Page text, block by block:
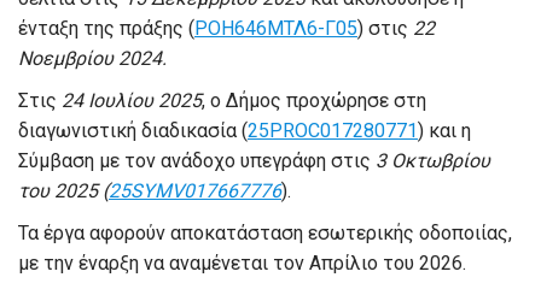
ένταξη της πράξης (ΡΟΗ646ΜΤΛ6-Γ05) στις 22
Νοεμβρίου 2024.
Στις 24 Ιουλίου 2025, ο Δήμος προχώρησε στη
διαγωνιστική διαδικασία (25PROC017280771) και η
Σύμβαση με τον ανάδοχο υπεγράφη στις 3 Οκτωβρίου
του 2025 (25SYMV017667776).
Τα έργα αφορούν αποκατάσταση εσωτερικής οδοποιίας,
με την έναρξη να αναμένεται τον Απρίλιο του 2026.